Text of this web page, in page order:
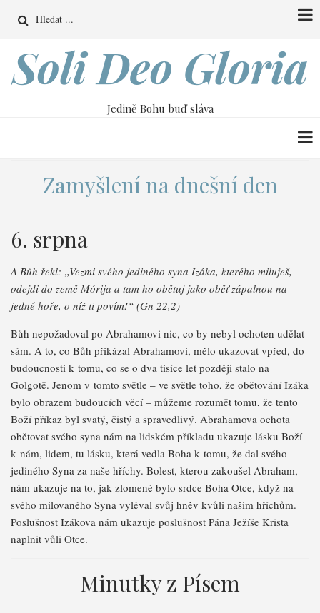
obsahu
Search
Soli Deo Gloria
Jedině Bohu buď sláva
Zamyšlení na dnešní den
6. srpna
A Bůh řekl: „Vezmi svého jediného syna Izáka, kterého miluješ,
odejdi do země Mórija a tam ho obětuj jako oběť zápalnou na
jedné hoře, o níž ti povím!“ (Gn 22,2)
Bůh nepožadoval po Abrahamovi nic, co by nebyl ochoten udělat
sám. A to, co Bůh přikázal Abrahamovi, mělo ukazovat vpřed, do
budoucnosti k tomu, co se o dva tisíce let později stalo na
Golgotě. Jenom v tomto světle – ve světle toho, že obětování Izáka
bylo obrazem budoucích věcí – můžeme rozumět tomu, že tento
Boží příkaz byl svatý, čistý a spravedlivý. Abrahamova ochota
obětovat svého syna nám na lidském příkladu ukazuje lásku Boží
k nám, lidem, tu lásku, která vedla Boha k tomu, že dal svého
jediného Syna za naše hříchy. Bolest, kterou zakoušel Abraham,
nám ukazuje na to, jak zlomené bylo srdce Boha Otce, když na
svého milovaného Syna vyléval svůj hněv kvůli našim hříchům.
Poslušnost Izákova nám ukazuje poslušnost Pána Ježíše Krista
naplnit vůli Otce.
Minutky z Písem